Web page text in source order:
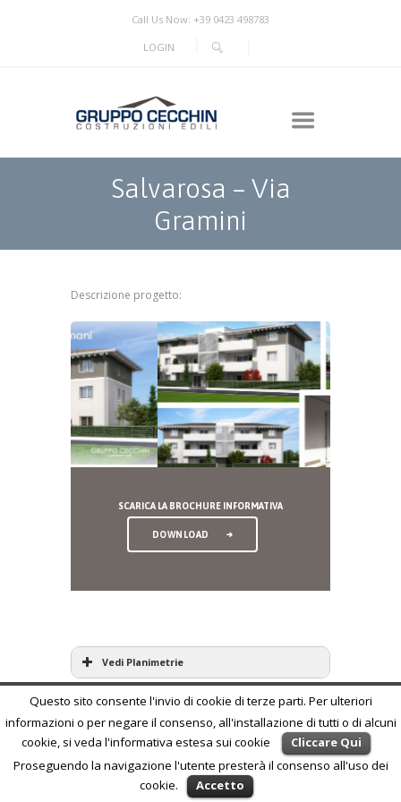
Call Us Now: +39 0423 498783
LOGIN
Salvarosa – Via
Gramini
Descrizione progetto:
SCARICA LA BROCHURE INFORMATIVA
DOWNLOAD
Vedi Planimetrie
Gruppo Cecchin © 2015 Tutti i diritti riservati.
Privacy & Policy
Questo sito consente l'invio di cookie di terze parti. Per ulteriori
informazioni o per negare il consenso, all'installazione di tutti o di alcuni
cookie, si veda l'informativa estesa sui cookie
Cliccare Qui
Proseguendo la navigazione l'utente presterà il consenso all'uso dei
cookie.
Accetto